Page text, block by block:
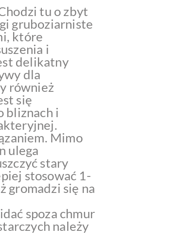
tu o zbyt
gruboziarniste
które
i
delikatny
dla
również
się
bliznach i
Mimo
ulega
stary
stosować 1-
gromadzi się na
spoza chmur
należy